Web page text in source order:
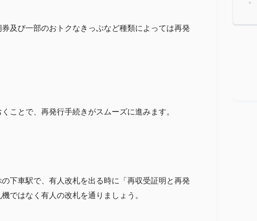
及び一部のおトクなきっぷなど種類によっては再発
ことで、再発行手続きがスムーズに進みます。
下車駅で、有人改札を出る時に「再収受証明と再発
ではなく有人の改札を通りましょう。